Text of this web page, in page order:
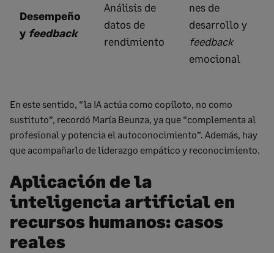
Desempeño
y feedback
Análisis de
datos de
rendimiento
nes de
desarrollo y
feedback
emocional
En este sentido, “la IA actúa como copiloto, no como
sustituto”, recordó María Beunza, ya que “complementa al
profesional y potencia el autoconocimiento”. Además, hay
que acompañarlo de liderazgo empático y reconocimiento.
Aplicación de la
inteligencia artificial en
recursos humanos: casos
reales